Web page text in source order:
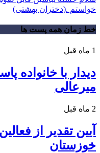
خواستم .(دختران بهشتی)
خط زمان همه پست ها
1 ماه قبل
دیدار با خانواده
میرعالی
2 ماه قبل
آیین تقدیر از
خوزستان